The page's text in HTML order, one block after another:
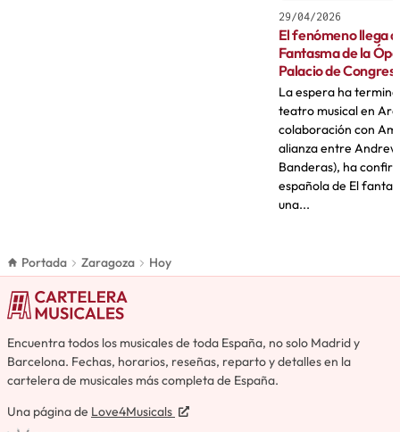
29/04/2026
El fenómeno llega
Fantasma de la
Palacio de
La espera ha
teatro musical en
colaboración con
alianza entre
Banderas), ha
española de El
una...
Portada Zaragoza Hoy
Encuentra todos los musicales de toda España, no solo Madrid y
Barcelona. Fechas, horarios, reseñas, reparto y detalles en la
cartelera de musicales más completa de España.
Una página de Love4Musicals